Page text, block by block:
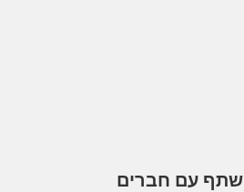
שתף עם חברים